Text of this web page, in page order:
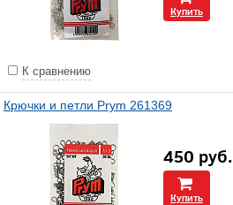
Купить
К сравнению
Крючки и петли Prym 261369
450 руб.
Купить